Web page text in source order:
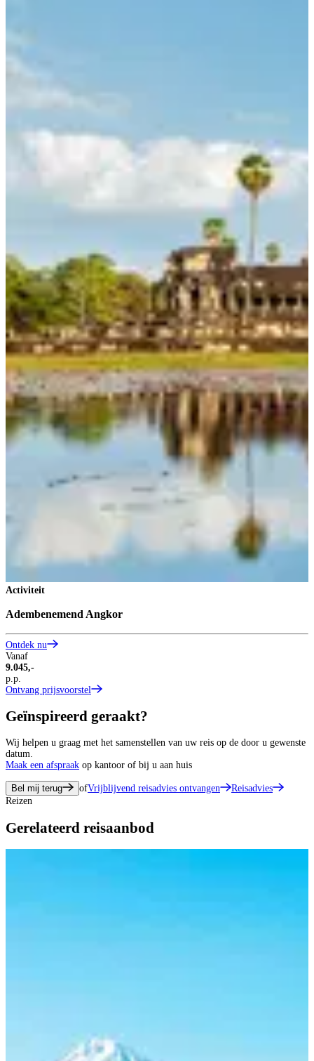
Activiteit
Adembenemend Angkor
Ontdek nu
Vanaf
9.045,-
p.p.
Ontvang prijsvoorstel
Geïnspireerd geraakt?
Wij helpen u graag met het samenstellen van uw reis op de door u gewenste
datum.
Maak een afspraak op kantoor of bij u aan huis
Bel mij terug ofVrijblijvend reisadvies ontvangen
Reisadvies
Reizen
Gerelateerd reisaanbod